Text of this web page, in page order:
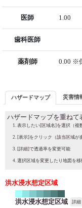
医師 1.00
歯科医師
薬剤師 0.00 ※
ハザードマップ 災害情
ハザードマップを重ねて
表示したい[区域名]を選択（複
[表示]をクリック（該当区域が
[詳細]で透過率を変更可能
選択区域を変更したり地図を
洪水浸水想定区域
洪水浸水想定区域 詳細